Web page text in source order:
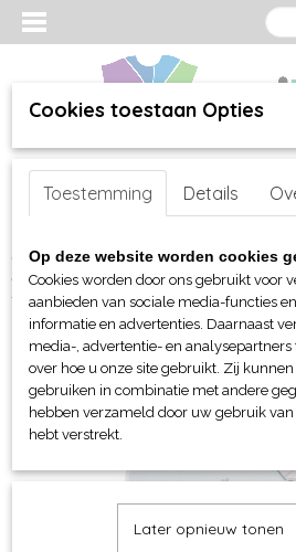
Inloggen Registreren
Home >webshop>Per merk >Moepsy
Moepsy harnas beschermer
Cookies toestaan Opties
Toestemming Details
Op deze website worden cookies
Cookies worden door ons gebruikt voor
aanbieden van sociale media-functies
informatie en advertenties. Daarnaast
media-, advertentie- en
over hoe u onze site gebruikt. Zij
gebruiken in combinatie met andere
hebben verzameld door uw gebruik
hebt verstrekt.
Later opnieuw tonen